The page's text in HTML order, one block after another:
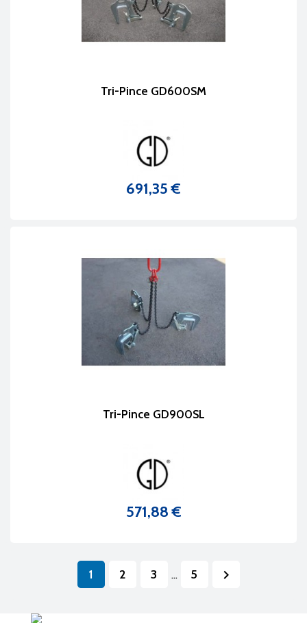
Tri-Pince GD600SM
Prix
691,35 €
Tri-Pince GD900SL
Prix
571,88 €
1 2 3 … 5 